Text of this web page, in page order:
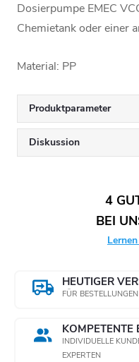
Dosierpumpe EMEC
Chemietank oder einer
Material: PP
Produktparameter
Diskussion
4
BEI
HEUTIGER
FÜR
KOMPETENTE
INDIVIDUELLE
EXPERTEN